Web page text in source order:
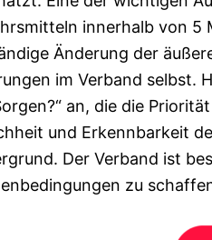
innerhalb von 5
Änderung der
im Verband selbst.
an, die die
und Erkennbarkeit
Der Verband ist
zu